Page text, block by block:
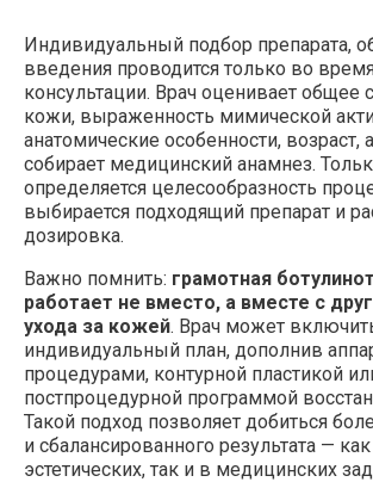
Индивидуальный подбор препарата,
введения проводится только во
консультации. Врач оценивает общее
кожи, выраженность мимической
анатомические особенности, возраст,
собирает медицинский анамнез.
определяется целесообразность
выбирается подходящий препарат и
дозировка.
Важно помнить: грамотная
работает не вместо, а вместе с
ухода за кожей. Врач может
индивидуальный план, дополнив
процедурами, контурной пластикой
постпроцедурной программой
Такой подход позволяет добиться
и сбалансированного результата —
эстетических, так и в медицинских
LUMECCA
Ботокс разглаживает морщины, Lumecca
выравнивает тон, убирает пигментацию и
сосудистые звёздочки, улучшает текстуру.
Сочетание даёт не только гладкую, но и свежую,
сияющую кожу без пятен и покраснений —
полный «перезапуск» качества лица.
БОТУЛИНОТЕРАПИЯ + ИНЪЕКЦИОННЫЕ
МЕТОДИКИ
Ботулотоксин работает с мимикой,
инъекционные методики (биоревитализация,
коллагенотерапия, биоармирование) — с
увлажнённость, стимулируют обновление клеток,
укрепляют тканевый каркас. Такая комбинация
продлевает эффект ботулинотерапии, замедляет
старение и делает кожу плотной, эластичной,
напитанной.